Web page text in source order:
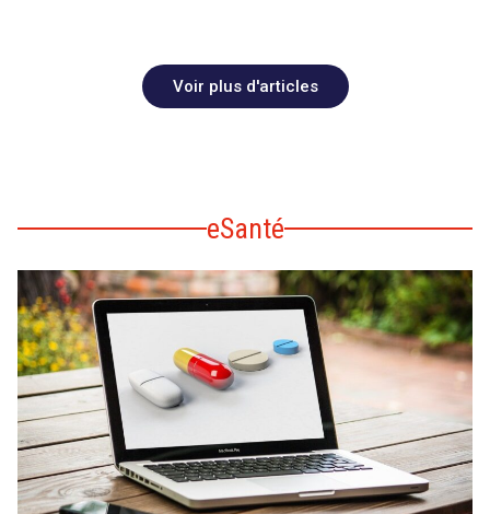
Voir plus d'articles
eSanté
search